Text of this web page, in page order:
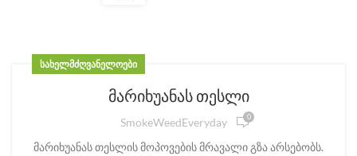
ᲡᲐᲮᲔᲚᲛᲫᲦᲕᲐᲜᲔᲚᲝᲔᲑᲘ
მარიხუანას თესლი
SmokeWeedEveryday 0
მარიხუანას თესლის მოპოვების მრავალი გზა არსებობს.